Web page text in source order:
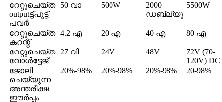
റേറ്റുചെയ്ത
outputട്ട്പുട്ട്
പവർ
50 വാ 500W
2000
ഡബ്ല്യു
5500W
റേറ്റുചെയ്ത
കറന്റ്
4.2 എ 20 എ 40 എ 80 എ
റേറ്റുചെയ്ത
വോൾട്ടേജ്
27 വി 24V 48V
72V (70-
120V) DC
ജോലി
ചെയ്യുന്ന
അന്തരീക്ഷ
ഈർപ്പം
20%-98% 20%-98% 20%-98% 20-98%